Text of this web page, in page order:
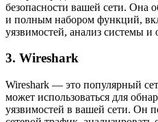
безопасности вашей сети. Она
и полным набором функций,
уязвимостей, анализ системы и
3. Wireshark
Wireshark — это популярный
может использоваться для
уязвимостей в вашей сети. Он